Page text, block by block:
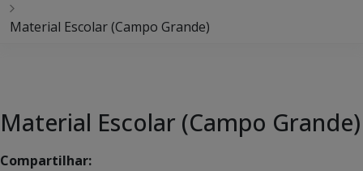
Material Escolar (Campo Grande)
Material Escolar (Campo Grande)
Compartilhar: